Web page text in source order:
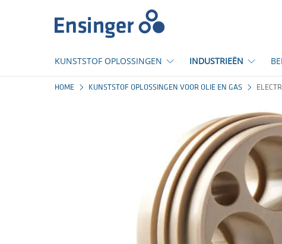
Startpagina
KUNSTSTOF OPLOSSINGEN INDUSTRIEËN
HOME KUNSTSTOF OPLOSSINGEN VOOR OLIE EN GAS